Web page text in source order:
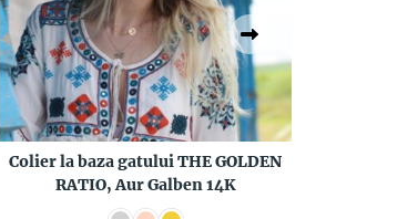
Colier la baza gatului THE GOLDEN
RATIO, Aur Galben 14K